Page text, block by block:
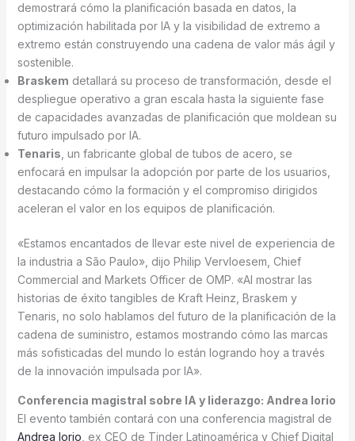
demostrará cómo la planificación basada en datos, la
optimización habilitada por IA y la visibilidad de extremo a
extremo están construyendo una cadena de valor más ágil y
sostenible.
Braskem detallará su proceso de transformación, desde el
despliegue operativo a gran escala hasta la siguiente fase
de capacidades avanzadas de planificación que moldean su
futuro impulsado por IA.
Tenaris , un fabricante global de tubos de acero, se
enfocará en impulsar la adopción por parte de los usuarios,
destacando cómo la formación y el compromiso dirigidos
aceleran el valor en los equipos de planificación.
«Estamos encantados de llevar este nivel de experiencia de
la industria a São Paulo», dijo Philip Vervloesem, Chief
Commercial and Markets Officer de OMP. «Al mostrar las
historias de éxito tangibles de Kraft Heinz, Braskem y
Tenaris, no solo hablamos del futuro de la planificación de la
cadena de suministro, estamos mostrando cómo las marcas
más sofisticadas del mundo lo están logrando hoy a través
de la innovación impulsada por IA».
Conferencia magistral sobre IA y liderazgo: Andrea Iorio
El evento también contará con una conferencia magistral de
Andrea Iorio , ex CEO de Tinder Latinoamérica y Chief Digital